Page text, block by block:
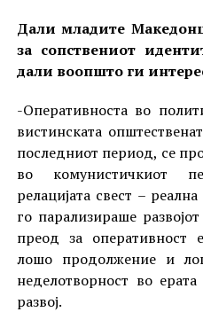
Дали младите
за сопствениот
дали воопшто ги
-Оперативноста во
вистинската
последниот период, се
во комунистичкиот
релацијата свест –
го парализираше
преод за оперативност
лошо продолжение и
неделотворност во
развој.